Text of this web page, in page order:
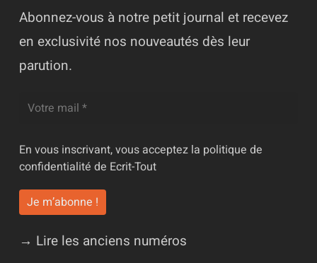
Abonnez-vous à notre petit journal et recevez
en exclusivité nos nouveautés dès leur
parution.
En vous inscrivant, vous acceptez la politique de
confidentialité de Ecrit-Tout
→ Lire les anciens numéros